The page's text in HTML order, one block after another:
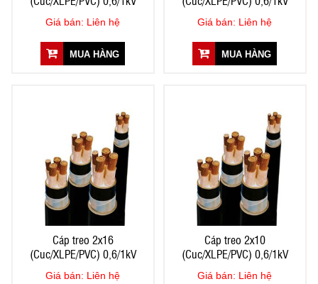
Giá bán: Liên hệ
MUA HÀNG
Giá bán: Liên hệ
MUA HÀNG
Cáp treo 2x16
(Cuc/XLPE/PVC) 0,6/1kV
Giá bán: Liên hệ
Cáp treo 2x10
(Cuc/XLPE/PVC) 0,6/1kV
Giá bán: Liên hệ